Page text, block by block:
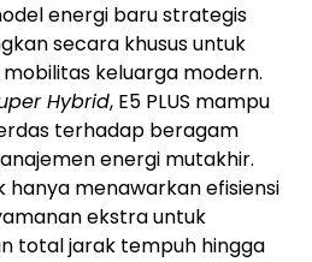
energi baru strategis
secara khusus untuk
keluarga modern.
Hybrid, E5 PLUS mampu
terhadap beragam
energi mutakhir.
hanya menawarkan efisiensi
ekstra untuk
total jarak tempuh hingga